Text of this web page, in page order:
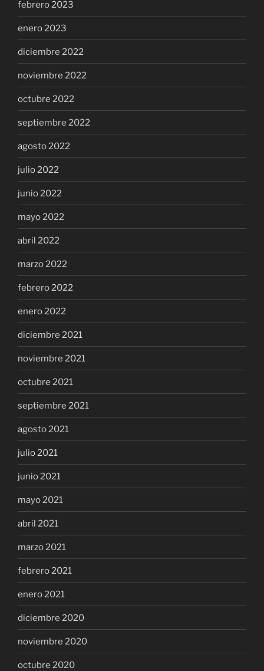
febrero 2023
enero 2023
diciembre 2022
noviembre 2022
octubre 2022
septiembre 2022
agosto 2022
julio 2022
junio 2022
mayo 2022
abril 2022
marzo 2022
febrero 2022
enero 2022
diciembre 2021
noviembre 2021
octubre 2021
septiembre 2021
agosto 2021
julio 2021
junio 2021
mayo 2021
abril 2021
marzo 2021
febrero 2021
enero 2021
diciembre 2020
noviembre 2020
octubre 2020